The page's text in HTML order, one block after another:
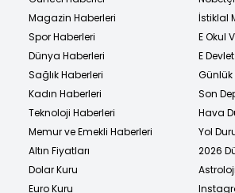
Magazin Haberleri
Spor Haberleri
Dünya Haberleri
Sağlık Haberleri
Kadın Haberleri
Teknoloji Haberleri
Memur ve Emekli Haberleri
Altın Fiyatları
Dolar Kuru
Euro Kuru
İstiklal
E Okul
E
Günlük
Son
Hava
Yol
2026
Astroloji